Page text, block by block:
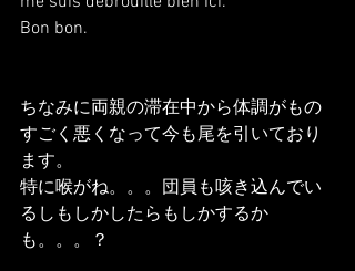
Bon bon.
ちなみに両親の滞在中から体調がもの
すごく悪くなって今も尾を引いており
ます。
特に喉がね。。。団員も咳き込んでい
るしもしかしたらもしかするか
も。。。？